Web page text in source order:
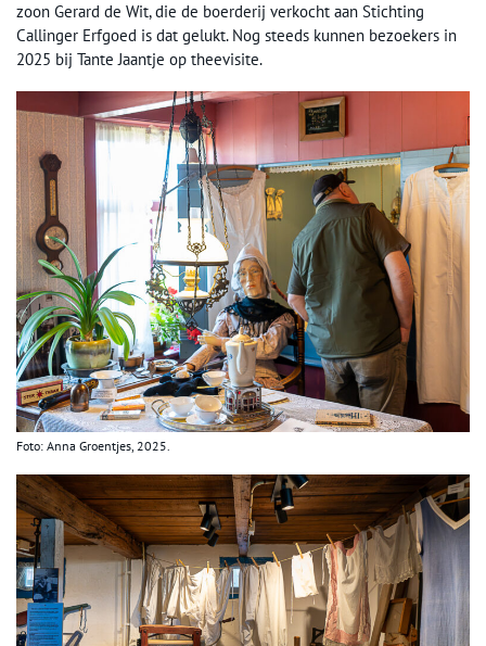
zoon Gerard de Wit, die de boerderij verkocht aan Stichting
Callinger Erfgoed is dat gelukt. Nog steeds kunnen bezoekers in
2025 bij Tante Jaantje op theevisite.
Foto: Anna Groentjes, 2025.